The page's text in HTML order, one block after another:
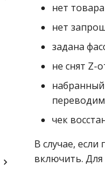
нет
нет
задана
не снят Z-
набранный
чек
В случае,
включить.